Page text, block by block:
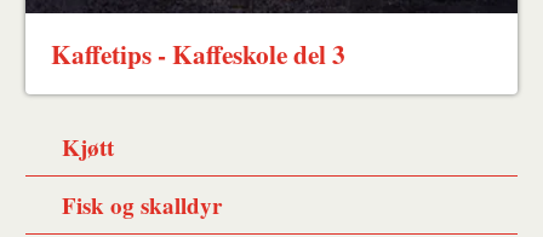
Kaffetips - Kaffeskole del 3
Kjøtt
Fisk og skalldyr